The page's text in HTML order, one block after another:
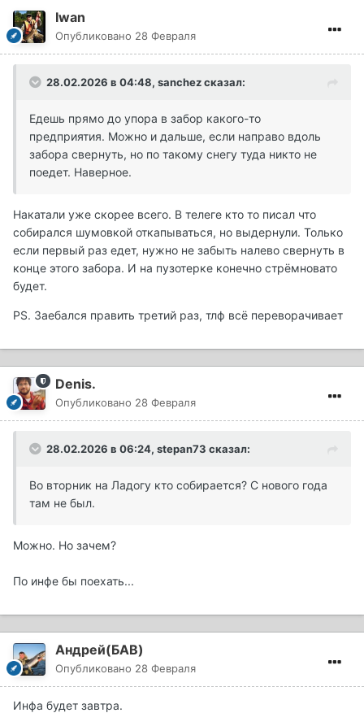
Iwan
Опубликовано 28 Февраля
28.02.2026 в 04:48, sanchezсказал:
Едешь прямо до упора в забор какого-то
предприятия. Можно и дальше, если направо вдоль
забора свернуть, но по такому снегу туда никто не
поедет. Наверное.
Накатали уже скорее всего. В телеге кто то писал что
собирался шумовкой откапываться, но выдернули. Только
если первый раз едет, нужно не забыть налево свернуть в
конце этого забора. И на пузотерке конечно стрёмновато
будет.
PS. Заебался править третий раз, тлф всё переворачивает
Denis.
Опубликовано 28 Февраля
28.02.2026 в 06:24, stepan73 сказал:
Во вторник на Ладогу кто собирается? С нового года
там не был.
Можно. Но зачем?
По инфе бы поехать...
Андрей(БАВ)
Опубликовано 28 Февраля
Инфа будет завтра.